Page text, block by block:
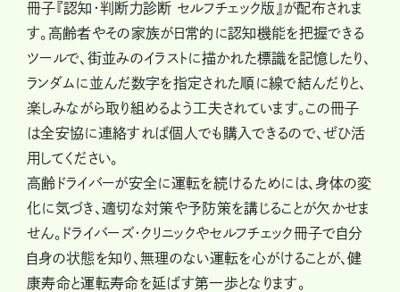
冊子『認知・判断力診断 セルフチェック版』が配布されま
す。高齢者やその家族が日常的に認知機能を把握できる
ツールで、街並みのイラストに描かれた標識を記憶したり、
ランダムに並んだ数字を指定された順に線で結んだりと、
楽しみながら取り組めるよう工夫されています。この冊子
は全安協に連絡すれば個人でも購入できるので、ぜひ活
用してください。
高齢ドライバーが安全に運転を続けるためには、身体の変
化に気づき、適切な対策や予防策を講じることが欠かせま
せん。ドライバーズ・クリニックやセルフチェック冊子で自分
自身の状態を知り、無理のない運転を心がけることが、健
康寿命と運転寿命を延ばす第一歩となります。